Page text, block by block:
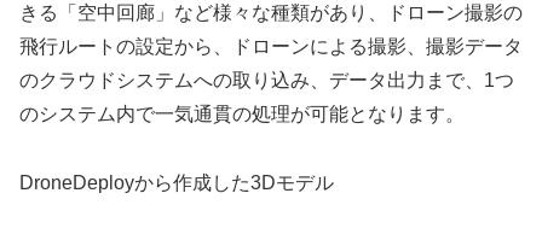
きる「空中回廊」など様々な種類があり、ドローン撮影の
飛行ルートの設定から、ドローンによる撮影、撮影データ
のクラウドシステムへの取り込み、データ出力まで、1つ
のシステム内で一気通貫の処理が可能となります。
DroneDeployから作成した3Dモデル